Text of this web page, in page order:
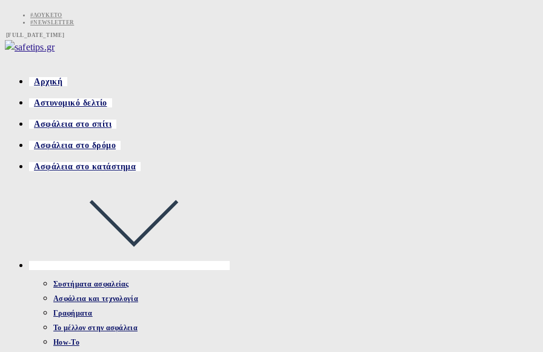
content
#ΛΟΥΚΈΤΟ
#NEWSLETTER
[FULL_DATE_TIME]
Αρχική
Αστυνομικό δελτίο
Ασφάλεια στο σπίτι
Ασφάλεια στο δρόμο
Ασφάλεια στο κατάστημα
Συστήματα ασφαλείας
Ασφάλεια και τεχνολογία
Γραφήματα
Το μέλλον στην ασφάλεια
How-To